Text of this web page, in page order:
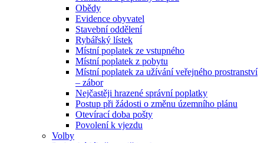
Obědy
Evidence obyvatel
Stavební oddělení
Rybářský lístek
Místní poplatek ze vstupného
Místní poplatek z pobytu
Místní poplatek za užívání veřejného prostranství
– zábor
Nejčastěji hrazené správní poplatky
Postup při žádosti o změnu územního plánu
Otevírací doba pošty
Povolení k vjezdu
Volby